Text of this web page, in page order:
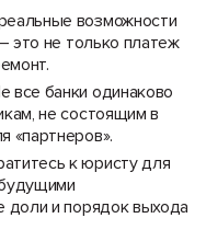
возможности
это не только платеж
все банки одинаково
не состоящим в
«партнеров».
к юристу для
доли и порядок выхода